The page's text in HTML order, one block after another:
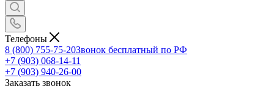
Телефоны
8 (800) 755-75-20Звонок бесплатный по РФ
+7 (903) 068-14-11
+7 (903) 940-26-00
Заказать звонок